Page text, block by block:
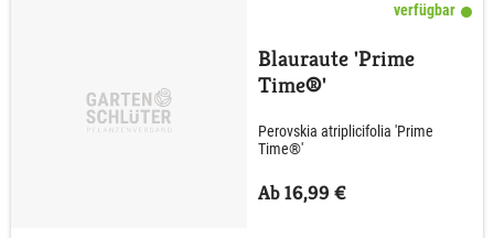
verfügbar
Blauraute 'Prime
Time®'
Perovskia atriplicifolia 'Prime
Time®'
Ab 16,99 €